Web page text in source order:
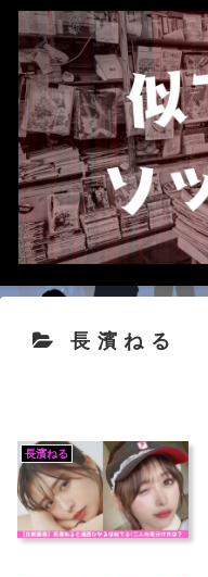
長濱ねる
長濱ねる